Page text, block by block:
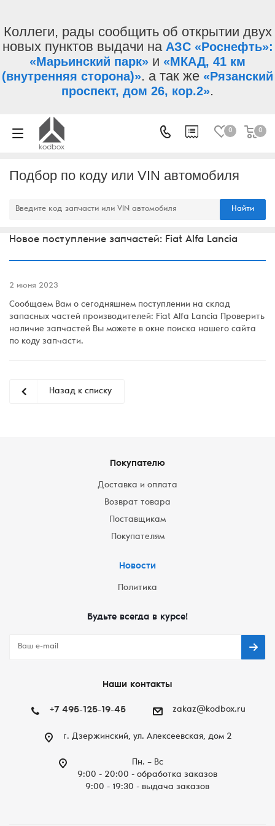
Коллеги, рады сообщить об открытии двух
новых пунктов выдачи на АЗС «Роснефть»:
«Марьинский парк» и «МКАД, 41 км
(внутренняя сторона)». а так же «Рязанский
проспект, дом 26, кор.2».
0 0
Подбор по коду или VIN автомобиля
Найти
Новое поступление запчастей: Fiat Alfa Lancia
2 июня 2023
Сообщаем Вам о сегодняшнем поступлении на склад
запасных частей производителей: Fiat Alfa Lancia Проверить
наличие запчастей Вы можете в окне поиска нашего сайта
по коду запчасти.
Назад к списку
Покупателю
Доставка и оплата
Возврат товара
Поставщикам
Покупателям
Новости
Политика
Будьте всегда в курсе!
Наши контакты
+7 495-125-19-45 zakaz@kodbox.ru
г. Дзержинский, ул. Алексеевская, дом 2
Пн. – Вc
9:00 - 20:00 - обработка заказов
9:00 - 19:30 - выдача заказов